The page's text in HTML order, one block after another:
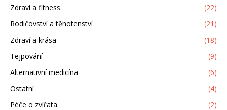
Zdraví a fitness
(22)
Rodičovství a těhotenství
(21)
Zdraví a krása
(18)
Tejpování
(9)
Alternativní medicína
(6)
Ostatní
(4)
Péče o zvířata
(2)